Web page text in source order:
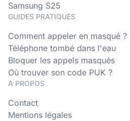
Samsung S25
GUIDES PRATIQUES
Comment appeler en masqué ?
Téléphone tombé dans l'eau
Bloquer les appels masqués
Où trouver son code PUK ?
A PROPOS
Contact
Mentions légales